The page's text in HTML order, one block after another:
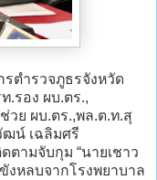
ตำรวจภูธรจังหวัด
.รอง ผบ.ตร.,
วย ผบ.ตร.,พล.ต.ท.สุ
ฒน์ เฉลิมศรี
ามจับกุม “นายเชาว
งหลบจากโรงพยาบาล